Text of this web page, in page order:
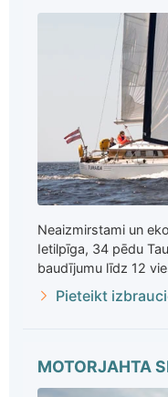
Neaizmirstami un
Ietilpīga, 34 pēdu
baudījumu līdz 12
Pieteikt
MOTORJAHTA